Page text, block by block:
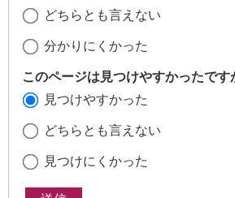
どちらとも言えない
分かりにくかった
このページは見つけやすかったです
見つけやすかった
どちらとも言えない
見つけにくかった